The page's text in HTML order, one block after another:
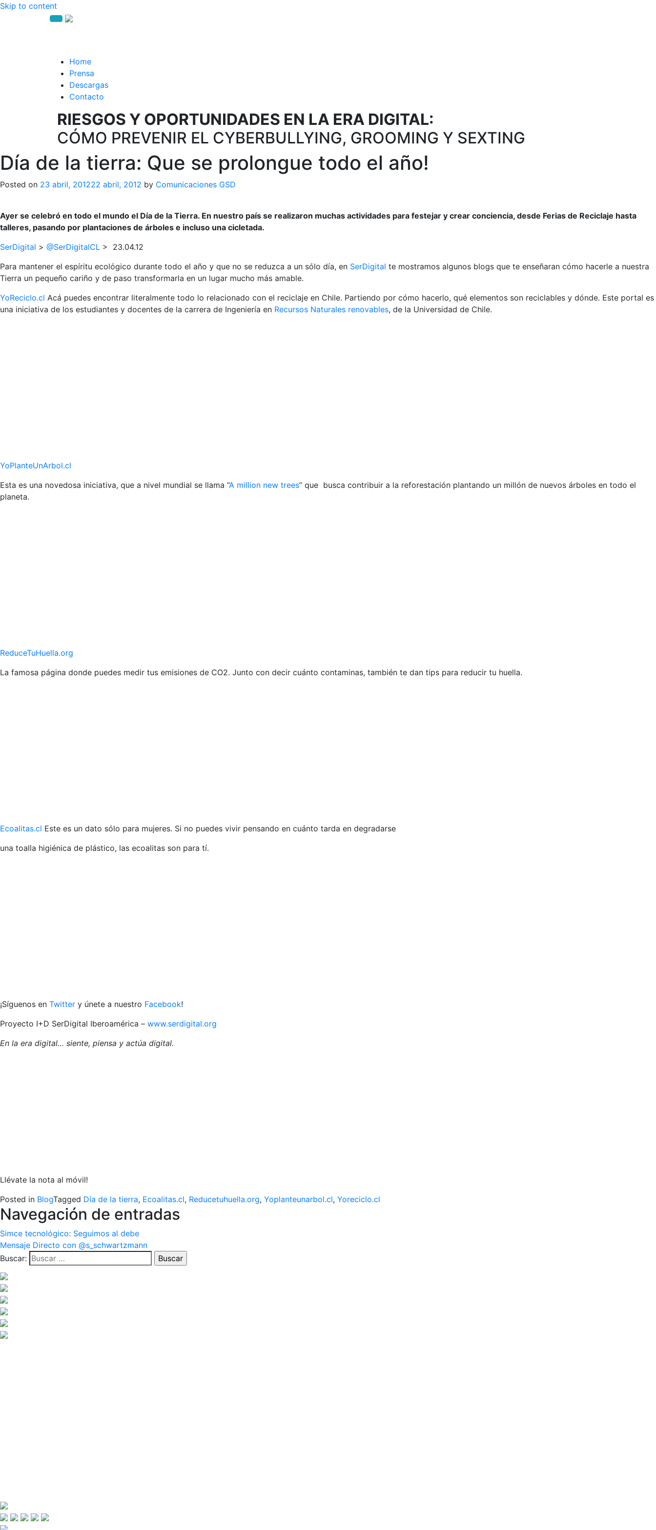
Skip to content
Home
Prensa
Descargas
Contacto
RIESGOS Y OPORTUNIDADES EN LA ERA DIGITAL:
CÓMO PREVENIR EL CYBERBULLYING, GROOMING Y SEXTING
Día de la tierra: Que se prolongue todo el año!
Posted on 23 abril, 201222 abril, 2012 by Comunicaciones GSD
Ayer se celebró en todo el mundo el Día de la Tierra. En nuestro país se realizaron muchas actividades para festejar y crear conciencia, desde Ferias de Reciclaje hasta
talleres, pasando por plantaciones de árboles e incluso una cicletada.
SerDigital > @SerDigitalCL > 23.04.12
Para mantener el espíritu ecológico durante todo el año y que no se reduzca a un sólo día, en SerDigital te mostramos algunos blogs que te enseñaran cómo hacerle a nuestra
Tierra un pequeño cariño y de paso transformarla en un lugar mucho más amable.
YoReciclo.cl Acá puedes encontrar literalmente todo lo relacionado con el reciclaje en Chile. Partiendo por cómo hacerlo, qué elementos son reciclables y dónde. Este portal es
una iniciativa de los estudiantes y docentes de la carrera de Ingeniería en Recursos Naturales renovables, de la Universidad de Chile.
YoPlanteUnArbol.cl
Esta es una novedosa iniciativa, que a nivel mundial se llama “A million new trees” que busca contribuir a la reforestación plantando un millón de nuevos árboles en todo el
planeta.
ReduceTuHuella.org
La famosa página donde puedes medir tus emisiones de CO2. Junto con decir cuánto contaminas, también te dan tips para reducir tu huella.
Ecoalitas.cl Este es un dato sólo para mujeres. Si no puedes vivir pensando en cuánto tarda en degradarse
una toalla higiénica de plástico, las ecoalitas son para tí.
¡Síguenos en Twitter y únete a nuestro Facebook!
Proyecto I+D SerDigital Iberoamérica – www.serdigital.org
En la era digital… siente, piensa y actúa digital.
Llévate la nota al móvil!
Posted in BlogTagged Día de la tierra, Ecoalitas.cl, Reducetuhuella.org, Yoplanteunarbol.cl, Yoreciclo.cl
Navegación de entradas
Simce tecnológico: Seguimos al debe
Mensaje Directo con @s_schwartzmann
Buscar: